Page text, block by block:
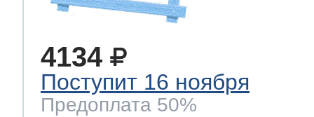
4134
Поступит 16 ноября
Предоплата 50%